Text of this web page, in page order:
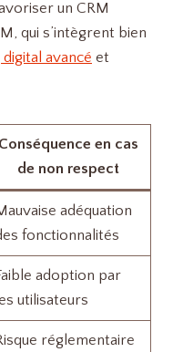
un CRM
qui s’intègrent bien
avancé et
Conséquence en cas
de non respect
adéquation
fonctionnalités
adoption par
utilisateurs
réglementaire